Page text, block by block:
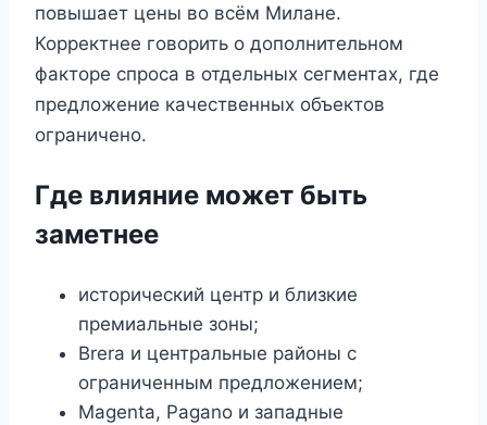
повышает цены во всём Милане.
Корректнее говорить о дополнительном
факторе спроса в отдельных сегментах, где
предложение качественных объектов
ограничено.
Где влияние может быть
заметнее
исторический центр и близкие
премиальные зоны;
Brera и центральные районы с
ограниченным предложением;
Magenta, Pagano и западные